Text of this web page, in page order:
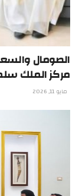
الصومال
مركز الملك
مايو 11, 2026